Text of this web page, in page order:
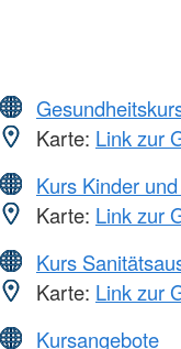
Karte: Link zur
Kurs Kinder
Karte: Link zur
Kurs
Karte: Link zur
Kursangebote